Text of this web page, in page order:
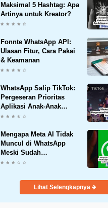
Maksimal 5 Hashtag: Apa
Artinya untuk Kreator?
Fonnte WhatsApp API:
Ulasan Fitur, Cara Pakai
& Keamanan
WhatsApp Salip TikTok:
Pergeseran Prioritas
Aplikasi Anak-Anak
Indonesia 2025
Mengapa Meta AI Tidak
Muncul di WhatsApp
Meski Sudah
Diperbarui? Ini
Solusinya!
Lihat Selengkapnya